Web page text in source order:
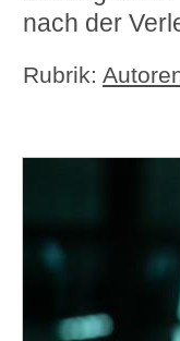
nach der
Rubrik: